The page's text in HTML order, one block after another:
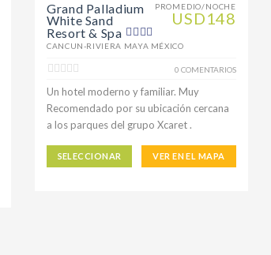
PROMEDIO/NOCHE
USD148
Grand Palladium
White Sand
Resort & Spa
CANCUN-RIVIERA MAYA MÉXICO
0 COMENTARIOS
Un hotel moderno y familiar. Muy
Recomendado por su ubicación cercana
a los parques del grupo Xcaret .
SELECCIONAR VER EN EL MAPA